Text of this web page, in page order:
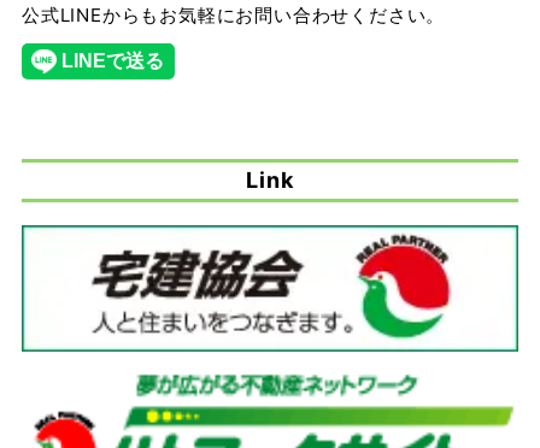
公式LINEからもお気軽にお問い合わせください。
Link